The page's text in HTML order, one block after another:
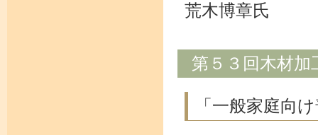
荒木博章氏
第５３回木材加
「一般家庭向